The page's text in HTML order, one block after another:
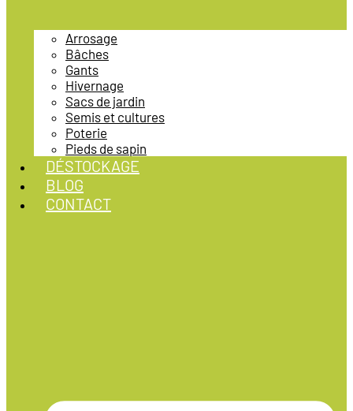
Arrosage
Bâches
Gants
Hivernage
Sacs de jardin
Semis et cultures
Poterie
Pieds de sapin
DÉSTOCKAGE
BLOG
CONTACT